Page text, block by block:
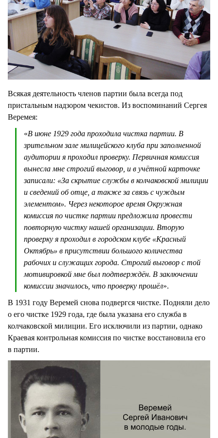
Всякая деятельность членов партии была всегда под
пристальным надзором чекистов. Из воспоминаний Сергея
Веремея:
«В июне 1929 года проходила чистка партии. В
зрительном зале милицейского клуба при заполненной
аудитории я проходил проверку. Первичная комиссия
вынесла мне строгий выговор, и в учётной карточке
записали: «За скрытие службы в колчаковской милиции
и сведений об отце, а также за связь с чуждым
элементом». Через некоторое время Окружная
комиссия по чистке партии предложила провести
повторную чистку нашей организации. Вторую
проверку я проходил в городском клубе «Красный
Октябрь» в присутствии большого количества
рабочих и служащих города. Строгий выговор с той
мотивировкой мне был подтверждён. В заключении
комиссии значилось, что проверку прошёл».
В 1931 году Веремей снова подвергся чистке. Подняли дело
о его чистке 1929 года, где была указана его служба в
колчаковской милиции. Его исключили из партии, однако
Краевая контрольная комиссия по чистке восстановила его
в партии.